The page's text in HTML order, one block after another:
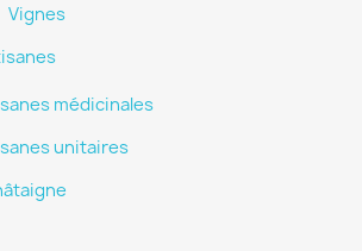
Vignes
médicinales
unitaires